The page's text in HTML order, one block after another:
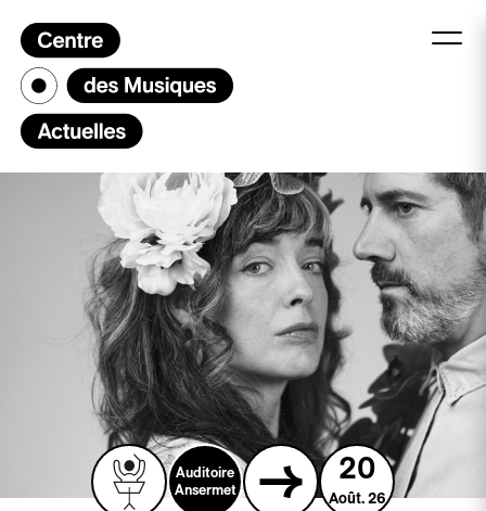
Auditoire
Ansermet
20
Août. 26